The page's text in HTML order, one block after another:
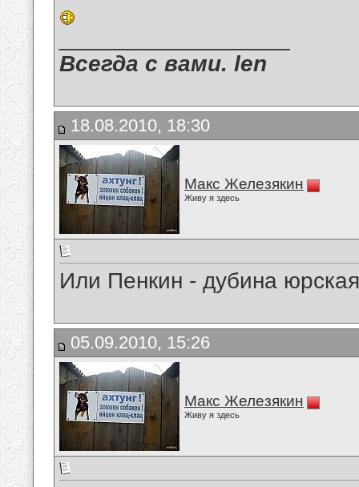
Всегда с вами. len
18.08.2010, 18:30
Макс Железякин
Живу я здесь
Или Пенкин - дубина
05.09.2010, 15:26
Макс Железякин
Живу я здесь